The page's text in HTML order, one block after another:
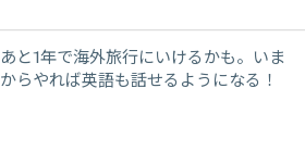
あと1年で海外旅行にいけるかも。いま
からやれば英語も話せるようになる！